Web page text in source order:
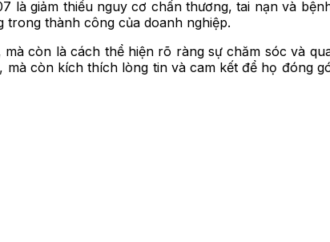
là giảm thiểu nguy cơ chấn thương, tai nạn và
thành công của doanh nghiệp.
còn là cách thể hiện rõ ràng sự chăm sóc và
còn kích thích lòng tin và cam kết để họ đóng